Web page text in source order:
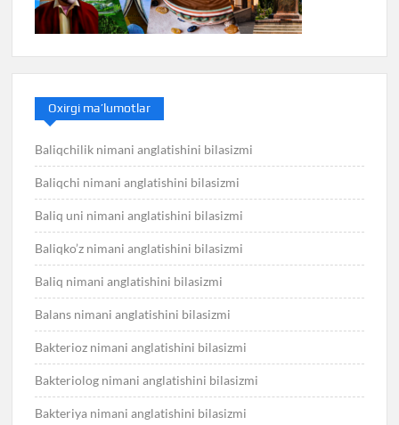
Oxirgi ma’lumotlar
Baliqchilik nimani anglatishini bilasizmi
Baliqchi nimani anglatishini bilasizmi
Baliq uni nimani anglatishini bilasizmi
Baliqko’z nimani anglatishini bilasizmi
Baliq nimani anglatishini bilasizmi
Balans nimani anglatishini bilasizmi
Bakterioz nimani anglatishini bilasizmi
Bakteriolog nimani anglatishini bilasizmi
Bakteriya nimani anglatishini bilasizmi